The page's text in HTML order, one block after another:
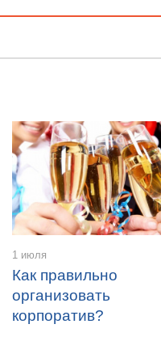
1 июля
Как правильно
организовать
корпоратив?